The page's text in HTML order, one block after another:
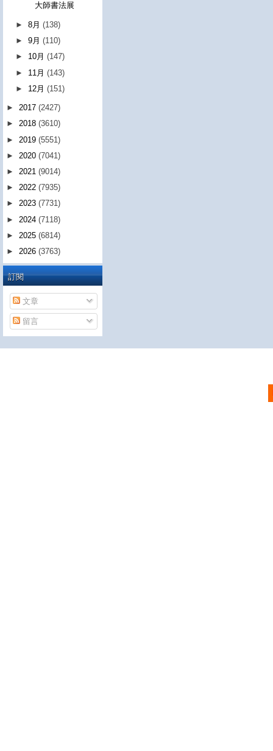
大師書法展
►8月(138)
►9月(110)
► 10月(147)
► 11月(143)
► 12月(151)
► 2017 (2427)
► 2018 (3610)
► 2019 (5551)
► 2020 (7041)
► 2021 (9014)
► 2022 (7935)
► 2023 (7731)
► 2024 (7118)
► 2025 (6814)
► 2026 (3763)
訂閱
文章
留言